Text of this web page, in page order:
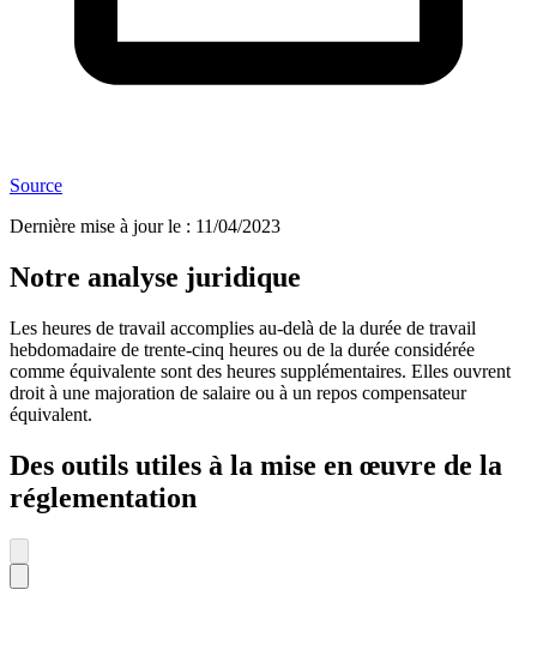
Source
Dernière mise à jour le : 11/04/2023
Notre analyse juridique
Les heures de travail accomplies au-delà de la durée de travail
hebdomadaire de trente-cinq heures ou de la durée considérée
comme équivalente sont des heures supplémentaires. Elles ouvrent
droit à une majoration de salaire ou à un repos compensateur
équivalent.
Des outils utiles à la mise en œuvre de la
réglementation